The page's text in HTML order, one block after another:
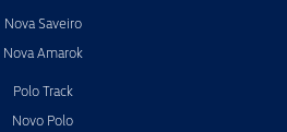
Nova Saveiro
Nova Amarok
Polo Track
Novo Polo